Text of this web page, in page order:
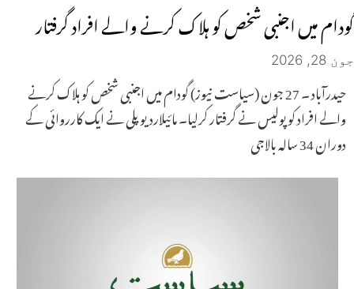
گودام میں اجنبی شخص کو ہلاک کرنے والے افراد گرفتار
جون 28, 2026
حیدرآباد ۔ 27 جون (سیاست نیوز) گودام میں اجنبی شخص کو ہلاک کرنے
والے افراد کو پولیس نے گرفتار کرلیا۔ مائیلاردیو پلی نے ایک کارروائی کے
دوران 34 سالہ بالاجی